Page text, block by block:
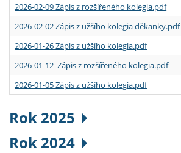
2026-02-09 Zápis z rozšířeného kolegia.pdf
2026-02-02 Zápis z užšího kolegia děkanky.pdf
2026-01-26 Zápis z užšího kolegia.pdf
2026-01-12 Zápis z rozšířeného kolegia.pdf
2026-01-05 Zápis z užšího kolegia.pdf
Rok 2025
Rok 2024